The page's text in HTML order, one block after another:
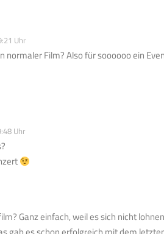
Uhr
normaler Film? Also für soooooo ein
Uhr
Ganz einfach, weil es sich nicht